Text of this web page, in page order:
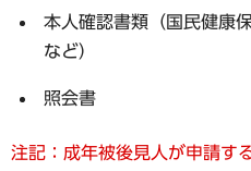
本人確認書類（国民健康
など）
照会書
注記：成年被後見人が申請す